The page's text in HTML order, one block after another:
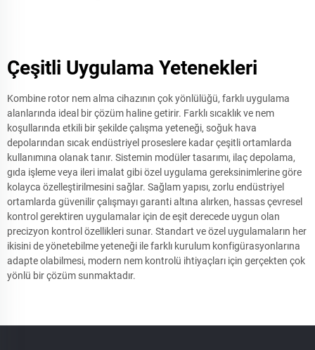
Çeşitli Uygulama Yetenekleri
Kombine rotor nem alma cihazının çok yönlülüğü, farklı uygulama
alanlarında ideal bir çözüm haline getirir. Farklı sıcaklık ve nem
koşullarında etkili bir şekilde çalışma yeteneği, soğuk hava
depolarından sıcak endüstriyel proseslere kadar çeşitli ortamlarda
kullanımına olanak tanır. Sistemin modüler tasarımı, ilaç depolama,
gıda işleme veya ileri imalat gibi özel uygulama gereksinimlerine göre
kolayca özelleştirilmesini sağlar. Sağlam yapısı, zorlu endüstriyel
ortamlarda güvenilir çalışmayı garanti altına alırken, hassas çevresel
kontrol gerektiren uygulamalar için de eşit derecede uygun olan
precizyon kontrol özellikleri sunar. Standart ve özel uygulamaların her
ikisini de yönetebilme yeteneği ile farklı kurulum konfigürasyonlarına
adapte olabilmesi, modern nem kontrolü ihtiyaçları için gerçekten çok
yönlü bir çözüm sunmaktadır.